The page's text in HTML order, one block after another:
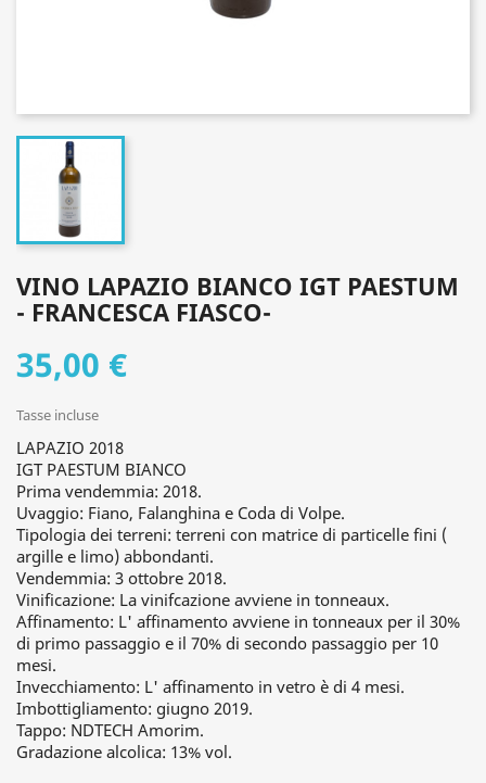
VINO LAPAZIO BIANCO IGT PAESTUM
- FRANCESCA FIASCO-
35,00 €
Tasse incluse
LAPAZIO 2018
IGT PAESTUM BIANCO
Prima vendemmia: 2018.
Uvaggio: Fiano, Falanghina e Coda di Volpe.
Tipologia dei terreni: terreni con matrice di particelle fini (
argille e limo) abbondanti.
Vendemmia: 3 ottobre 2018.
Vinificazione: La vinifcazione avviene in tonneaux.
Affinamento: L' affinamento avviene in tonneaux per il 30%
di primo passaggio e il 70% di secondo passaggio per 10
mesi.
Invecchiamento: L' affinamento in vetro è di 4 mesi.
Imbottigliamento: giugno 2019.
Tappo: NDTECH Amorim.
Gradazione alcolica: 13% vol.